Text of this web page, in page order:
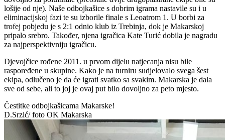
lošije od nje). Naše odbojkašice s dobrim igrama nastavile su i u
eliminacijskoj fazi te su izborile finale s Leoatrom 1. U borbi za
trofej pobjedu je s 2:1 odnio klub iz Trebinja, dok je Makarskoj
pripalo srebro. Također, njena igračica Kate Turić dobila je nagradu
za najperspektivniju igračicu.
Djevojčice rođene 2011. u prvom dijelu natjecanja nisu bile
raspoređene u skupine. Kako je na turniru sudjelovalo svega šest
ekipa, odlučeno je da će igrati svatko sa svakim. Makarska je dala
sve od sebe, ali to joj je ovaj put bilo dovoljno za peto mjesto.
Čestitke odbojkašicama Makarske!
D.Srzić/ foto OK Makarska